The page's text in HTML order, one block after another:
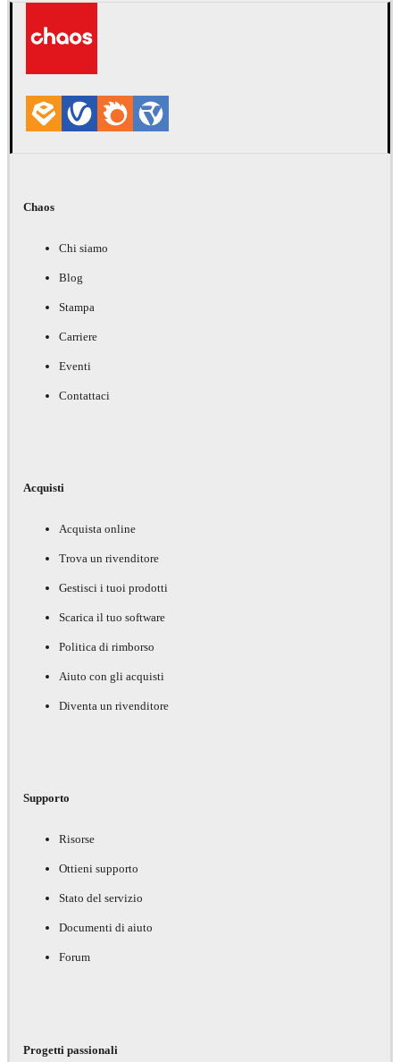
Chaos
Chi siamo
Blog
Stampa
Carriere
Eventi
Contattaci
Acquisti
Acquista online
Trova un rivenditore
Gestisci i tuoi prodotti
Scarica il tuo software
Politica di rimborso
Aiuto con gli acquisti
Diventa un rivenditore
Supporto
Risorse
Ottieni supporto
Stato del servizio
Documenti di aiuto
Forum
Progetti passionali